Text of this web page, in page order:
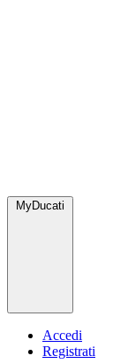
MyDucati
Accedi
Registrati